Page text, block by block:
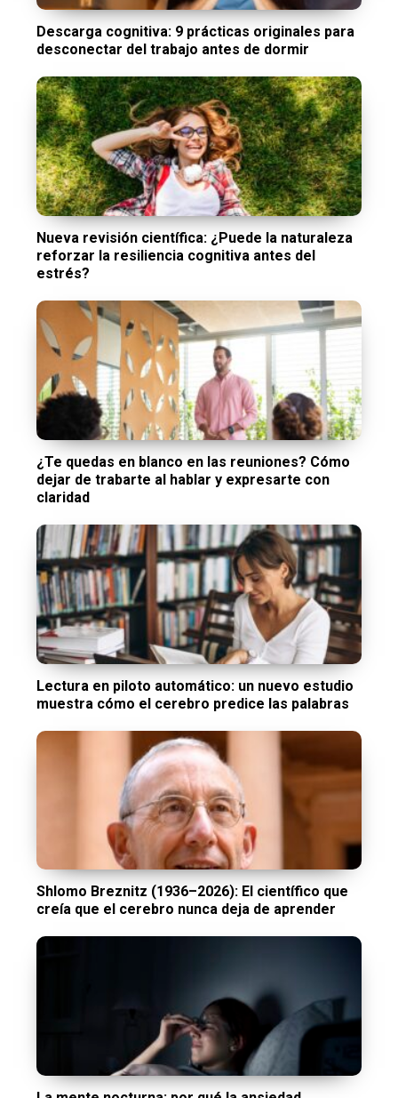
Descarga cognitiva: 9 prácticas originales para
desconectar del trabajo antes de dormir
Nueva revisión científica: ¿Puede la naturaleza
reforzar la resiliencia cognitiva antes del
estrés?
¿Te quedas en blanco en las reuniones? Cómo
dejar de trabarte al hablar y expresarte con
claridad
Lectura en piloto automático: un nuevo estudio
muestra cómo el cerebro predice las palabras
Shlomo Breznitz (1936–2026): El científico que
creía que el cerebro nunca deja de aprender